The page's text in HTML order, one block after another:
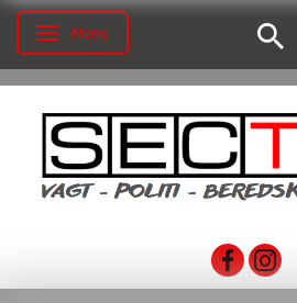
Skifte navigation
Menu